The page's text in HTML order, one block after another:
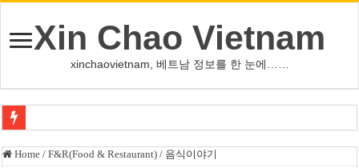
Xin Chao Vietnam
xinchaovietnam, 베트남 정보를 한 눈에……
오덕 목사, 32년 베트남 삶 담은 첫 디카시집 ‘한 컷의 서정’ 출간
Home / F&R(Food & Restaurant) / 음식이야기